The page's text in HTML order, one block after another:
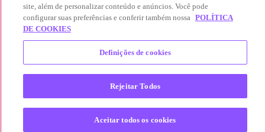
© 2025 Afya Participações S.A. - todos os direitos reservados.
Alameda Lorena, 269 - Jardim Paulista - São Paulo / SP - CEP.:
01424-001 - CNPJ 23.399.329/0002-53.
site, além de personalizar conteúdo e anúncios. Você pode
configurar suas preferências e conferir também nossa POLÍTICA
DE COOKIES
Definições de cookies
Rejeitar Todos
Aceitar todos os cookies